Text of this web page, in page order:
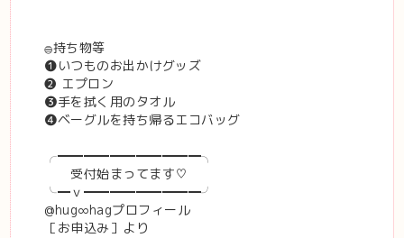
𓐍持ち物等
❶いつものお出かけグッズ
❷ エプロン
❸手を拭く用のタオル
❹ベーグルを持ち帰るエコバッグ
╭━━━━━━━━━━━╮
受付始まってます♡
╰━ｖ━━━━━━━━━╯
@hug∞hagプロフィール
［お申込み］より